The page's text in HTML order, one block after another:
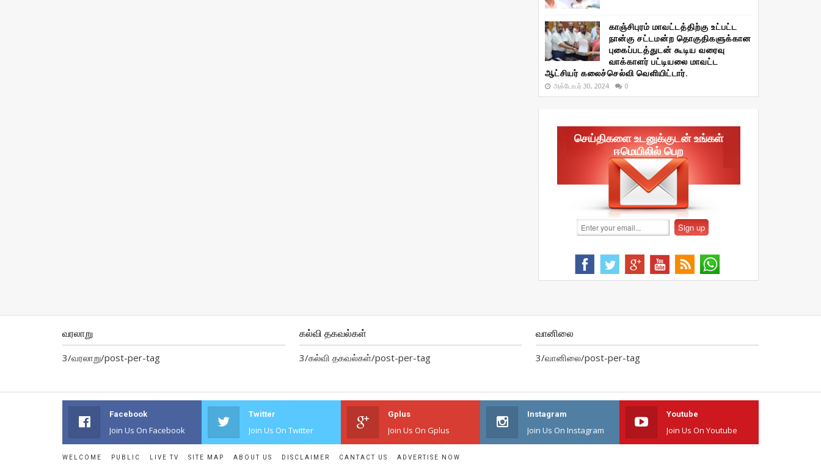
காஞ்சிபுரம் மாவட்டத்திற்கு உட்பட்ட
நான்கு சட்டமன்ற தொகுதிகளுக்கான
புகைப்படத்துடன் கூடிய வரைவு
வாக்காளர் பட்டியலை மாவட்ட
ஆட்சியர் கலைச்செல்வி வெளியிட்டார்.
அக்டோபர் 30, 2024 0
செய்திகளை உடனுக்குடன் உங்கள்
ஈமெயிலில் பெற
வரலாறு
3/வரலாறு/post-per-tag
கல்வி தகவல்கள்
3/கல்வி தகவல்கள்/post-per-tag
வானிலை
3/வானிலை/post-per-tag
Facebook
Join Us On Facebook
Twitter
Join Us On Twitter
Gplus
Join Us On Gplus
Instagram
Join Us On Instagram
Youtube
Join Us On Youtube
WELCOME PUBLIC LIVE TV SITE MAP ABOUT US DISCLAIMER CANTACT US ADVERTISE NOW